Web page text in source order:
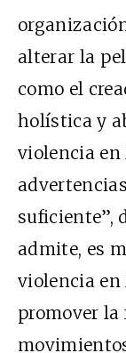
alterar la
como el
holística y
violencia en
suficiente”,
admite, es
violencia en
promover la